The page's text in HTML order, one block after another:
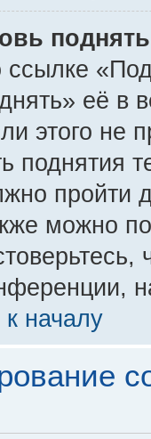
её в
этого не
поднятия
пройти
можно
началу